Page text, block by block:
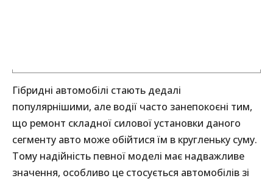
Гібридні автомобілі стають дедалі
популярнішими, але водії часто занепокоєні тим,
що ремонт складної силової установки даного
сегменту авто може обійтися їм в кругленьку суму.
Тому надійність певної моделі має надважливе
значення, особливо це стосується автомобілів зі